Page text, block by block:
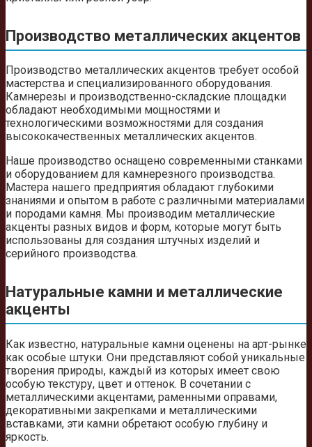
Производство металлических акцентов
Производство металлических акцентов требует особой
мастерства и специализированного оборудования.
Камнерезы и производственно-складские площадки
обладают необходимыми мощностями и
технологическими возможностями для создания
высококачественных металлических акцентов.
Наше производство оснащено современными станками
и оборудованием для камнерезного производства.
Мастера нашего предприятия обладают глубокими
знаниями и опытом в работе с различными материалами
и породами камня. Мы производим металлические
акценты разных видов и форм, которые могут быть
использованы для создания штучных изделий и
серийного производства.
Натуральные камни и металлические
акценты
Как известно, натуральные камни оценены на арт-рынке
как особые штуки. Они представляют собой уникальные
творения природы, каждый из которых имеет свою
особую текстуру, цвет и оттенок. В сочетании с
металлическими акцентами, раменными оправами,
декоративными закрепками и металлическими
вставками, эти камни обретают особую глубину и
яркость.